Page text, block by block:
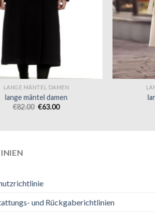
LANGE MÄNTEL DAMEN
lange mäntel damen
€82.00 €63.00
und Rückgaberichtlinien